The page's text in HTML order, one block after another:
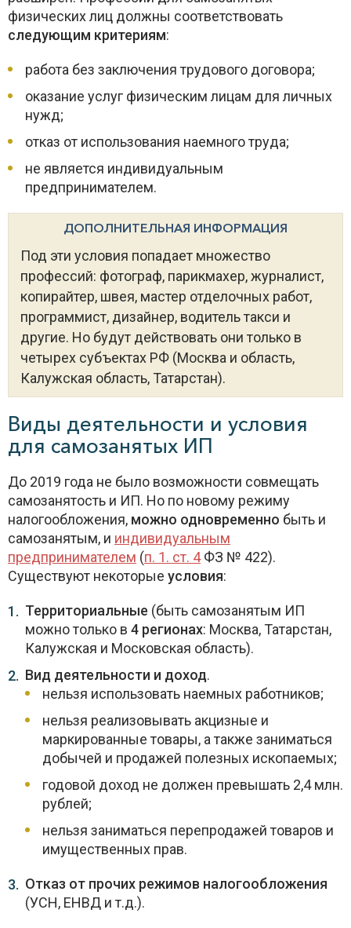
физических лиц должны соответствовать
следующим критериям:
работа без заключения трудового договора;
оказание услуг физическим лицам для личных
нужд;
отказ от использования наемного труда;
не является индивидуальным
предпринимателем.
ДОПОЛНИТЕЛЬНАЯ ИНФОРМАЦИЯ
Под эти условия попадает множество
профессий: фотограф, парикмахер, журналист,
копирайтер, швея, мастер отделочных работ,
программист, дизайнер, водитель такси и
другие. Но будут действовать они только в
четырех субъектах РФ (Москва и область,
Калужская область, Татарстан).
Виды деятельности и условия
для самозанятых ИП
До 2019 года не было возможности совмещать
самозанятость и ИП. Но по новому режиму
налогообложения, можно одновременно быть и
самозанятым, и индивидуальным
предпринимателем (п. 1. ст. 4ФЗ № 422).
Существуют некоторые условия:
Территориальные (быть самозанятым ИП
можно только в 4 регионах: Москва, Татарстан,
Калужская и Московская область).
Вид деятельности и доход.
нельзя использовать наемных работников;
нельзя реализовывать акцизные и
маркированные товары, а также заниматься
добычей и продажей полезных ископаемых;
годовой доход не должен превышать 2,4 млн.
рублей;
нельзя заниматься перепродажей товаров и
имущественных прав.
Отказ от прочих режимов налогообложения
(УСН, ЕНВД и т.д.).